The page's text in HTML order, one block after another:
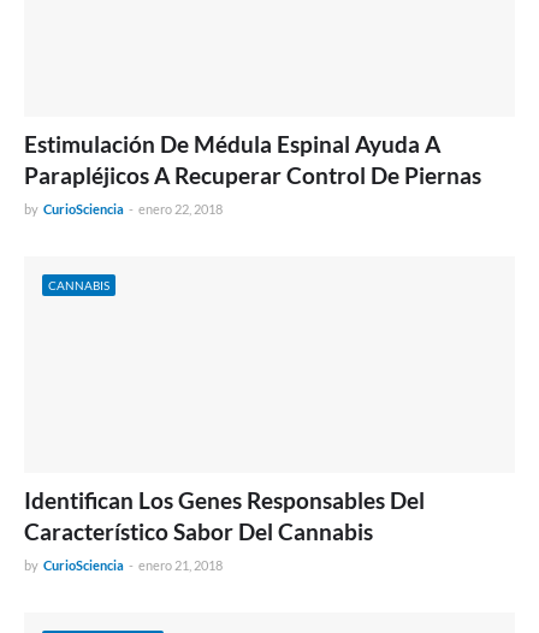
Estimulación De Médula Espinal Ayuda A
Parapléjicos A Recuperar Control De Piernas
by CurioSciencia - enero 22, 2018
CANNABIS
Identifican Los Genes Responsables Del
Característico Sabor Del Cannabis
by CurioSciencia - enero 21, 2018